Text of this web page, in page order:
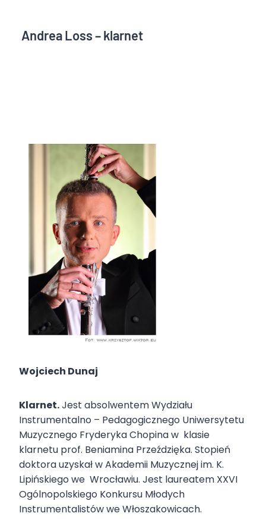
Andrea Loss – klarnet
Wojciech Dunaj
Klarnet.Jest absolwentem Wydziału
Instrumentalno – Pedagogicznego Uniwersytetu
Muzycznego Fryderyka Chopina w klasie
klarnetu prof. Beniamina Przeździęka. Stopień
doktora uzyskał w Akademii Muzycznej im. K.
Lipińskiego we Wrocławiu. Jest laureatem XXVI
Ogólnopolskiego Konkursu Młodych
Instrumentalistów we Włoszakowicach.